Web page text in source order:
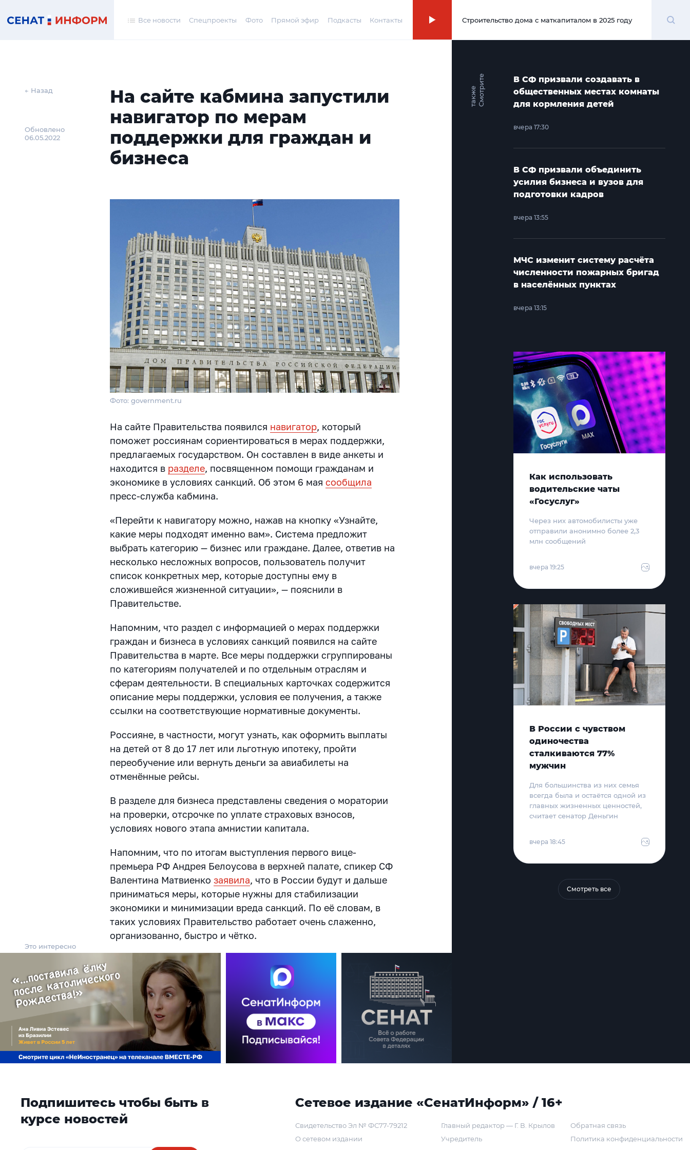
Все новости Спецпроекты Фото Прямой эфир Подкасты Контакты 00:00
Строительство дома с маткапиталом в 2025 году
← Назад
Обновлено
06.05.2022
На сайте кабмина запустили
навигатор по мерам
поддержки для граждан и
бизнеса
Фото: government.ru
На сайте Правительства появился навигатор, который
поможет россиянам сориентироваться в мерах поддержки,
предлагаемых государством. Он составлен в виде анкеты и
находится в разделе, посвященном помощи гражданам и
экономике в условиях санкций. Об этом 6 маясообщила
пресс-служба кабмина.
«Перейти к навигатору можно, нажав на кнопку «Узнайте,
какие меры подходят именно вам». Система предложит
выбрать категорию — бизнес или граждане. Далее, ответив на
несколько несложных вопросов, пользователь получит
список конкретных мер, которые доступны ему в
сложившейся жизненной ситуации», — пояснили в
Правительстве.
Напомним, что раздел с информацией о мерах поддержки
граждан и бизнеса в условиях санкций появился на сайте
Правительства в марте. Все меры поддержки сгруппированы
по категориям получателей и по отдельным отраслям и
сферам деятельности. В специальных карточках содержится
описание меры поддержки, условия ее получения, а также
ссылки на соответствующие нормативные документы.
Россияне, в частности, могут узнать, как оформить выплаты
на детей от 8 до 17 лет или льготную ипотеку, пройти
переобучение или вернуть деньги за авиабилеты на
отменённые рейсы.
В разделе для бизнеса представлены сведения о моратории
на проверки, отсрочке по уплате страховых взносов,
условиях нового этапа амнистии капитала.
Напомним, что по итогам выступления первого вице-
премьера РФ Андрея Белоусова в верхней палате, спикер СФ
Валентина Матвиенкозаявила, что в России будут и дальше
приниматься меры, которые нужны для стабилизации
экономики и минимизации вреда санкций. По её словам, в
таких условиях Правительство работает очень слаженно,
организованно, быстро и чётко.
Это интересно
С
м
о
т
р и
т
е
т
а
к
ж
е
В СФ призвали создавать в
общественных местах комнаты
для кормления детей
вчера 17:30
В СФ призвали объединить
усилия бизнеса и вузов для
подготовки кадров
вчера 13:55
МЧС изменит систему расчёта
численности пожарных бригад
в населённых пунктах
вчера 13:15
Как использовать
водительские чаты
«Госуслуг»
Через них автомобилисты уже
отправили анонимно более 2,3
млн сообщений
вчера 19:25
В России с чувством
одиночества
сталкиваются 77%
мужчин
Для большинства из них семья
всегда была и остаётся одной из
главных жизненных ценностей,
считает сенатор Деньгин
вчера 18:45
Смотреть все
Подпишитесь чтобы быть в
курсе новостей
Сетевое издание «СенатИнформ» / 16+
Свидетельство Эл № ФС77-79212
О сетевом издании
Главный редактор — Г. В. Крылов
Учредитель
Обратная связь
Политика конфиденциальности